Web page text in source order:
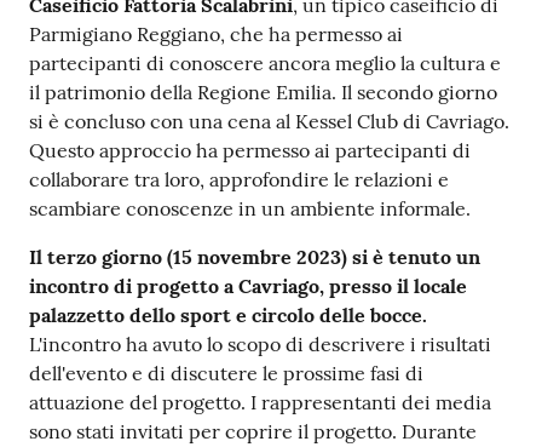
Caseificio Fattoria Scalabrini, un tipico caseificio di
Parmigiano Reggiano, che ha permesso ai
partecipanti di conoscere ancora meglio la cultura e
il patrimonio della Regione Emilia. Il secondo giorno
si è concluso con una cena al Kessel Club di Cavriago.
Questo approccio ha permesso ai partecipanti di
collaborare tra loro, approfondire le relazioni e
scambiare conoscenze in un ambiente informale.
Il terzo giorno (15 novembre 2023) si è tenuto un
incontro di progetto a Cavriago, presso il locale
palazzetto dello sport e circolo delle bocce.
L'incontro ha avuto lo scopo di descrivere i risultati
dell'evento e di discutere le prossime fasi di
attuazione del progetto. I rappresentanti dei media
sono stati invitati per coprire il progetto. Durante